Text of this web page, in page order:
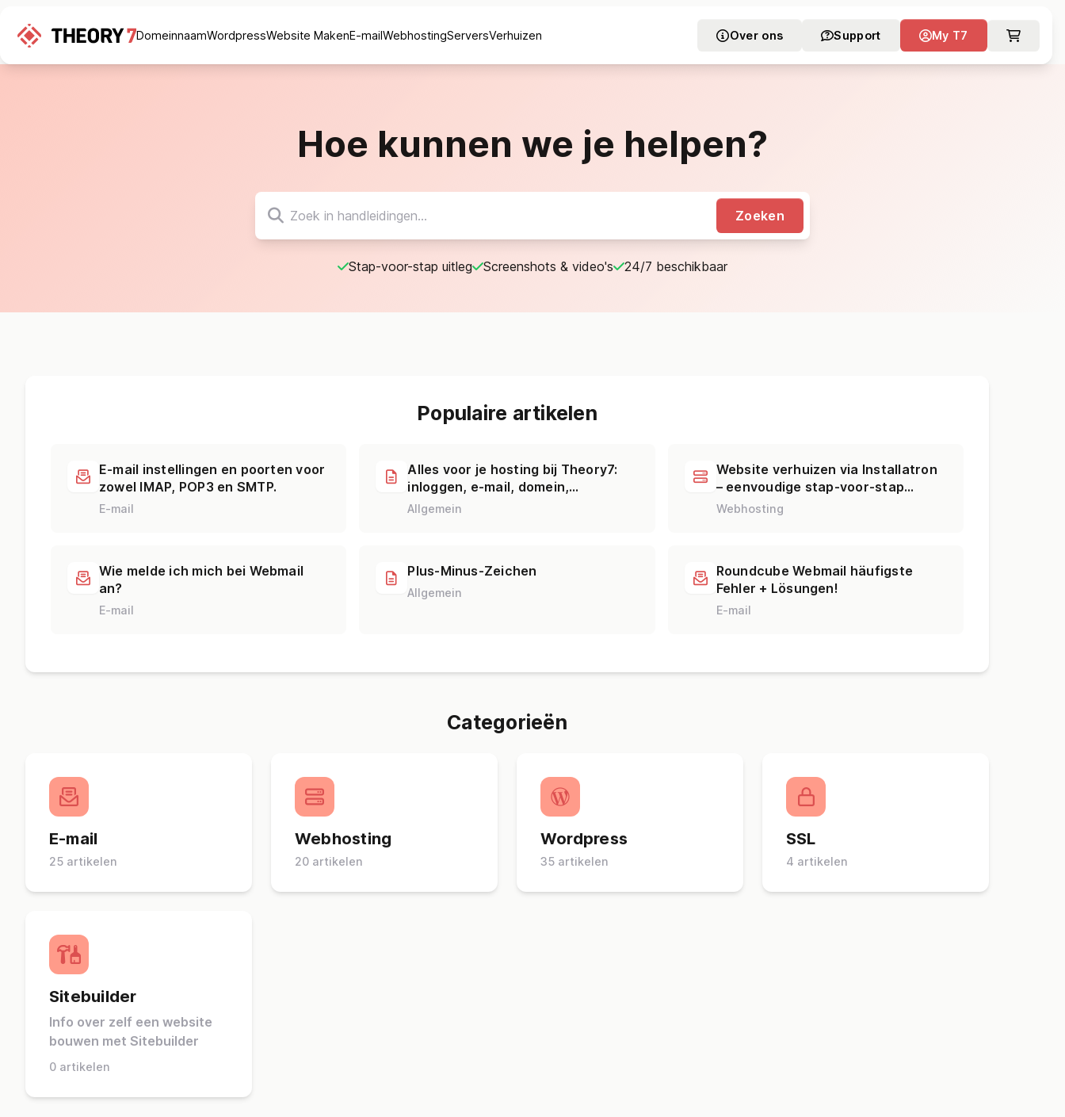
DomeinnaamWordpressWebsite MakenE-mailWebhostingServersVerhuizen Over ons Support My T7
Hoe kunnen we je helpen?
Zoeken
Stap-voor-stap uitleg Screenshots & video's 24/7 beschikbaar
Populaire artikelen
E-mail instellingen en poorten voor
zowel IMAP, POP3 en SMTP.
E-mail
Alles voor je hosting bij Theory7:
inloggen, e-mail, domein,
WordPress & support
Allgemein
Website verhuizen via Installatron
– eenvoudige stap-voor-stap
handleiding
Webhosting
Wie melde ich mich bei Webmail
an?
E-mail
Plus-Minus-Zeichen
Allgemein
Roundcube Webmail häufigste
Fehler + Lösungen!
E-mail
Categorieën
E-mail
25 artikelen
Webhosting
20 artikelen
Wordpress
35 artikelen
SSL
4 artikelen
Sitebuilder
Info over zelf een website
bouwen met Sitebuilder
0 artikelen